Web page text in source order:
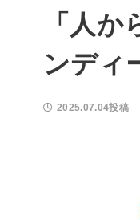
「人
ンディ
2025.07.04投稿